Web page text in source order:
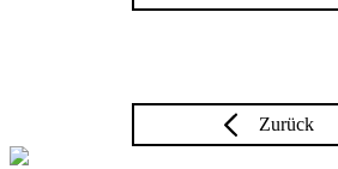
Zurück